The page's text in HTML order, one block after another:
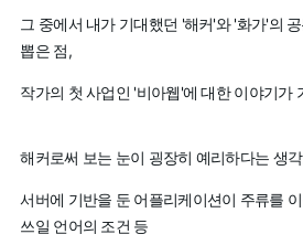
그 중에서 내가 기대했던 '해커'와 '화가'의
뽑은 점,
작가의 첫 사업인 '비아웹'에 대한 이야기가
해커로써 보는 눈이 굉장히 예리하다는 생
서버에 기반을 둔 어플리케이션이 주류를
쓰일 언어의 조건 등